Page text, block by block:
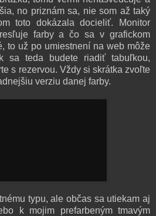
no priznám sa, nie som až taký
toto dokázala docieliť. Monitor
farby a čo sa v grafickom
to už po umiestnení na web môže
sa teda budete riadiť tabuľkou,
s rezervou. Vždy si skrátka zvoľte
verziu danej farby.
typu, ale občas sa utiekam aj
k mojim prefarbeným tmavým